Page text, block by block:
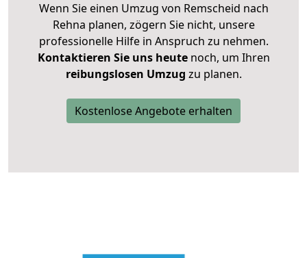
Wenn Sie einen Umzug von Remscheid nach
Rehna planen, zögern Sie nicht, unsere
professionelle Hilfe in Anspruch zu nehmen.
Kontaktieren Sie uns heutenoch, um Ihren
reibungslosen Umzug zu planen.
Kostenlose Angebote erhalten